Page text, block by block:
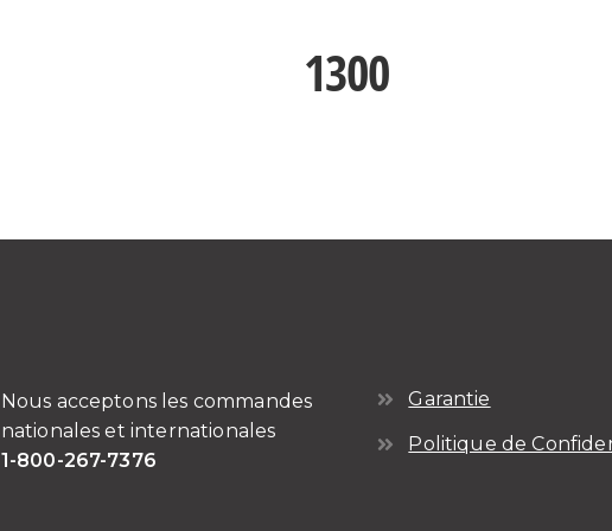
1300
Nous acceptons les commandes
nationales et internationales
1-800-267-7376
Garantie
Politique de